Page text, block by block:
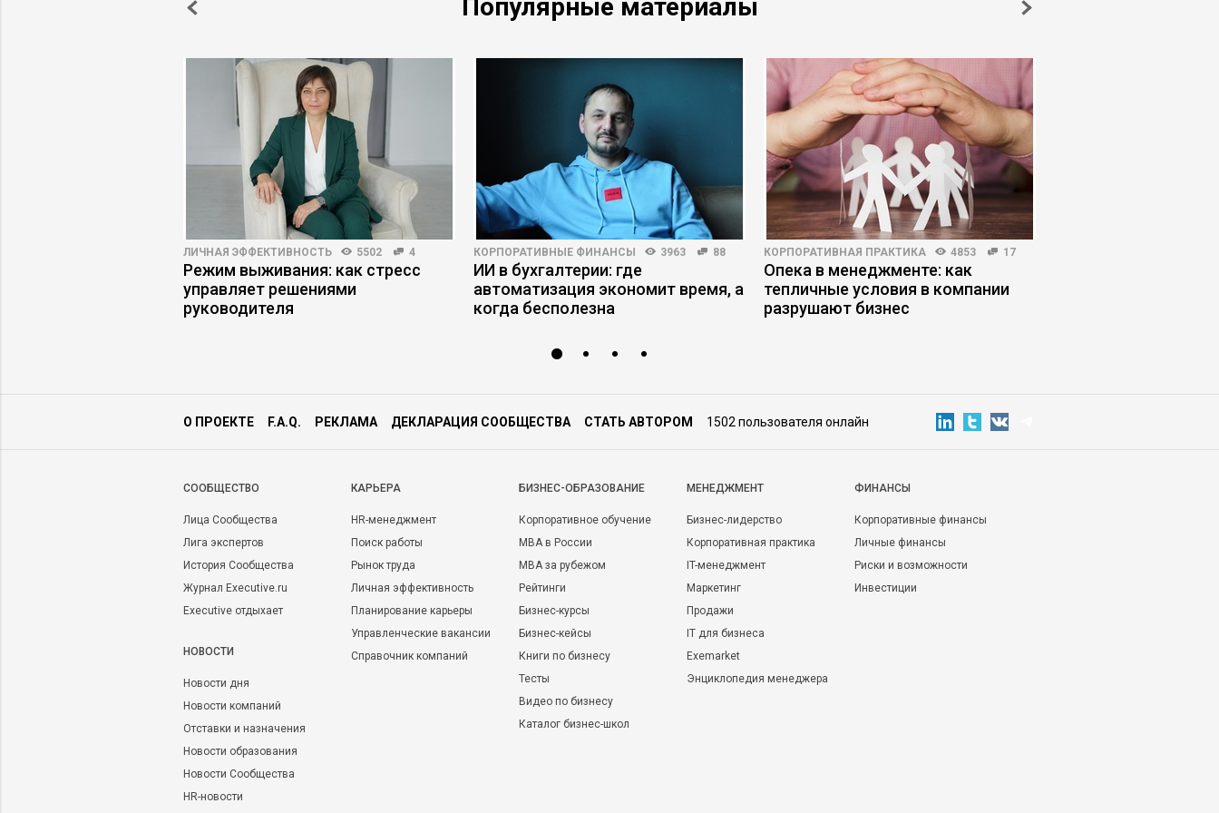
Популярные материалы
ЛИЧНАЯ ЭФФЕКТИВНОСТЬ 5502 4
Режим выживания: как стресс
управляет решениями
руководителя
КОРПОРАТИВНЫЕ ФИНАНСЫ 3963 88
ИИ в бухгалтерии: где
автоматизация экономит время, а
когда бесполезна
КОРПОРАТИВНАЯ ПРАКТИКА 4853 17
Опека в менеджменте: как
тепличные условия в компании
разрушают бизнес
О ПРОЕКТЕ F.A.Q. РЕКЛАМА ДЕКЛАРАЦИЯ СООБЩЕСТВА СТАТЬ АВТОРОМ 1502 пользователя онлайн
CООБЩЕСТВО
Лица Сообщества
Лига экспертов
История Сообщества
Журнал Executive.ru
Executive отдыхает
НОВОСТИ
Новости дня
Новости компаний
Отставки и назначения
Новости образования
Новости Сообщества
HR-новости
КАРЬЕРА
HR-менеджмент
Поиск работы
Рынок труда
Личная эффективность
Планирование карьеры
Управленческие вакансии
Справочник компаний
БИЗНЕС-ОБРАЗОВАНИЕ
Корпоративное обучение
MBA в России
MBA за рубежом
Рейтинги
Бизнес-курсы
Бизнес-кейсы
Книги по бизнесу
Тесты
Видео по бизнесу
Каталог бизнес-школ
МЕНЕДЖМЕНТ
Бизнес-лидерство
Корпоративная практика
IT-менеджмент
Маркетинг
Продажи
IT для бизнеса
Exemarket
Энциклопедия менеджера
ФИНАНСЫ
Корпоративные финансы
Личные финансы
Риски и возможности
Инвестиции